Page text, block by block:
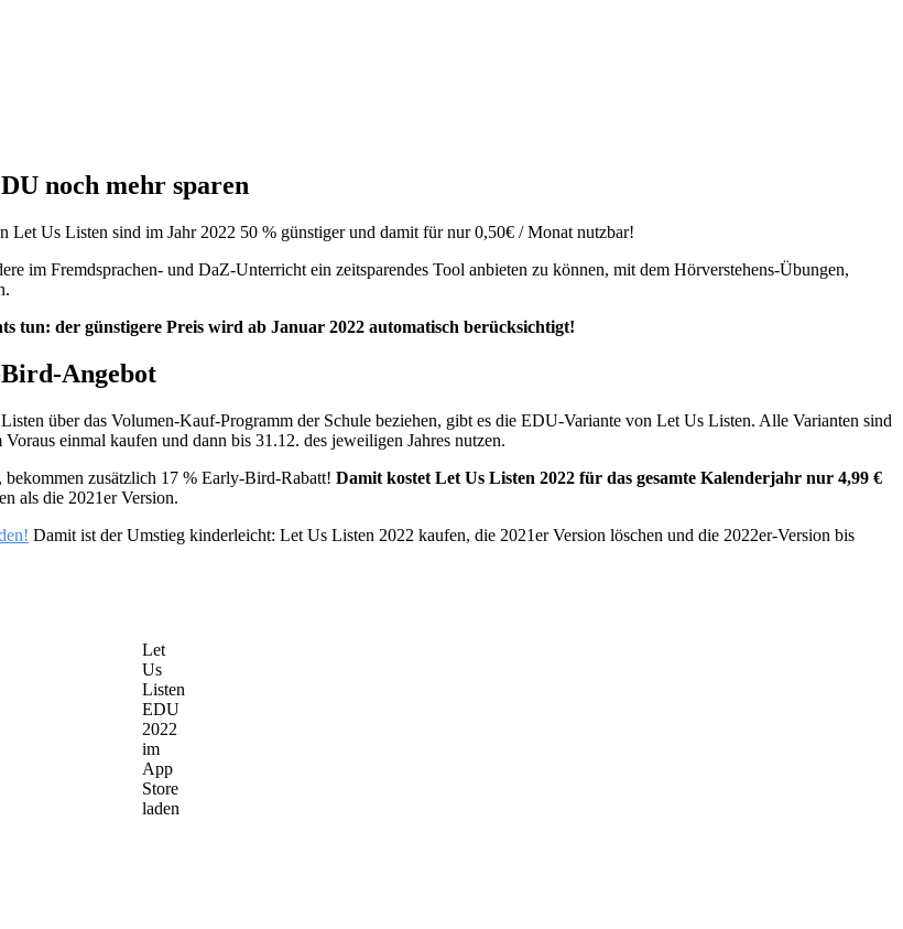
noch mehr sparen
Us Listen sind im Jahr 2022 50 % günstiger und damit für nur 0,50€ / Monat nutzbar!
im Fremdsprachen- und DaZ-Unterricht ein zeitsparendes Tool anbieten zu können, mit dem Hörverstehens-Übungen,
tun: der günstigere Preis wird ab Januar 2022 automatisch berücksichtigt!
Angebot
über das Volumen-Kauf-Programm der Schule beziehen, gibt es die EDU-Variante von Let Us Listen. Alle Varianten sind
einmal kaufen und dann bis 31.12. des jeweiligen Jahres nutzen.
zusätzlich 17 % Early-Bird-Rabatt! Damit kostet Let Us Listen 2022 für das gesamte Kalenderjahr nur 4,99 €
als die 2021er Version.
Damit ist der Umstieg kinderleicht: Let Us Listen 2022 kaufen, die 2021er Version löschen und die 2022er-Version bis
Let
Us
Listen
EDU
2022
im
App
Store
laden